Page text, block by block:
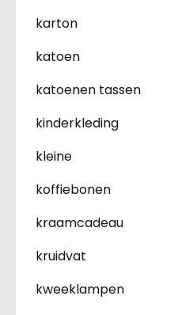
karton
katoen
katoenen tassen
kinderkleding
kleine
koffiebonen
kraamcadeau
kruidvat
kweeklampen